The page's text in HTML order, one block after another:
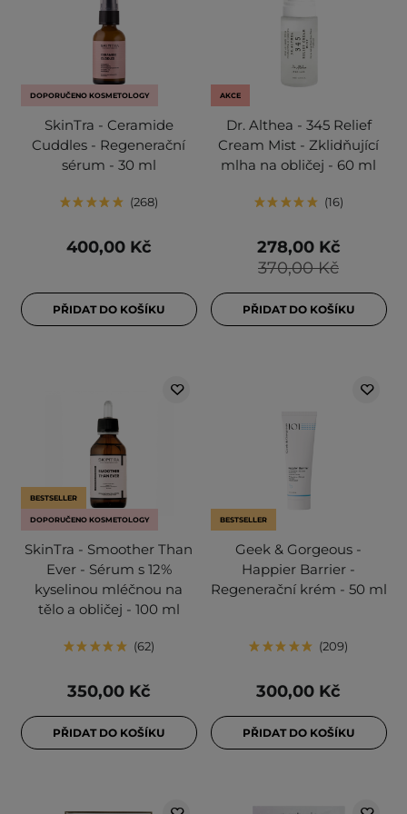
DOPORUČENO KOSMETOLOGY
SkinTra - Ceramide
Cuddles - Regenerační
sérum - 30 ml
268
400,00 Kč
PŘIDAT DO KOŠÍKU
AKCE
Dr. Althea - 345 Relief
Cream Mist - Zklidňující
mlha na obličej - 60 ml
16
370,00 Kč
278,00 Kč
PŘIDAT DO KOŠÍKU
BESTSELLER
DOPORUČENO KOSMETOLOGY
SkinTra - Smoother Than
Ever - Sérum s 12%
kyselinou mléčnou na
tělo a obličej - 100 ml
62
350,00 Kč
PŘIDAT DO KOŠÍKU
BESTSELLER
Geek & Gorgeous -
Happier Barrier -
Regenerační krém - 50 ml
209
300,00 Kč
PŘIDAT DO KOŠÍKU